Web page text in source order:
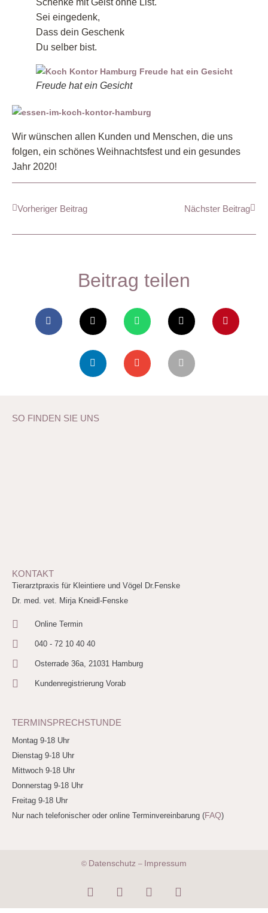
Schenke mit Geist ohne List.
Sei eingedenk,
Dass dein Geschenk
Du selber bist.
Freude hat ein Gesicht
Wir wünschen allen Kunden und Menschen, die uns
folgen, ein schönes Weihnachtsfest und ein gesundes
Jahr 2020!
Vorheriger Beitrag Nächster Beitrag
Beitrag teilen
SO FINDEN SIE UNS
KONTAKT
Tierarztpraxis für Kleintiere und Vögel Dr.Fenske
Dr. med. vet. Mirja Kneidl-Fenske
Online Termin
040 - 72 10 40 40
Osterrade 36a, 21031 Hamburg
Kundenregistrierung Vorab
TERMINSPRECHSTUNDE
Montag 9-18 Uhr
Dienstag 9-18 Uhr
Mittwoch 9-18 Uhr
Donnerstag 9-18 Uhr
Freitag 9-18 Uhr
Nur nach telefonischer oder online Terminvereinbarung (FAQ)
© Datenschutz – Impressum